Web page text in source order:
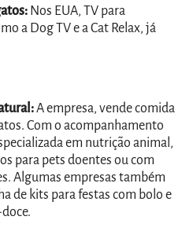
Nos EUA, TV para
a Dog TV e a Cat Relax, já
A empresa, vende comida
Com o acompanhamento
em nutrição animal,
para pets doentes ou com
Algumas empresas também
de kits para festas com bolo e